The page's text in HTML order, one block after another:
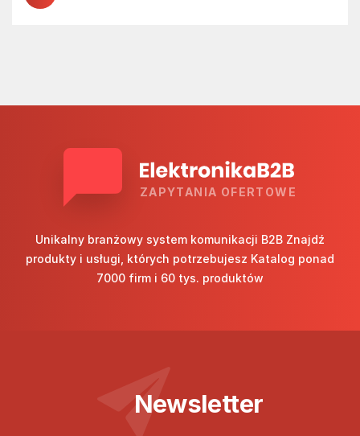
ZAPYTANIA OFERTOWE
Unikalny branżowy system komunikacji B2B Znajdź
produkty i usługi, których potrzebujesz Katalog ponad
7000 firm i 60 tys. produktów
Newsletter